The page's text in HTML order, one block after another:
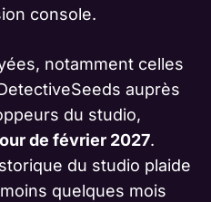
console.
notamment celles
auprès
du studio,
de février 2027.
du studio plaide
quelques mois